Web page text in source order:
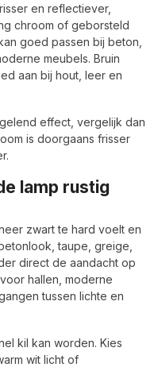
en reflectiever,
chroom of geborsteld
goed passen bij beton,
meubels. Bruin
aan bij hout, leer en
effect, vergelijk dan
is doorgaans frisser
lamp rustig
zwart te hard voelt en
taupe, greige,
direct de aandacht op
hallen, moderne
tussen lichte en
kil kan worden. Kies
wit licht of